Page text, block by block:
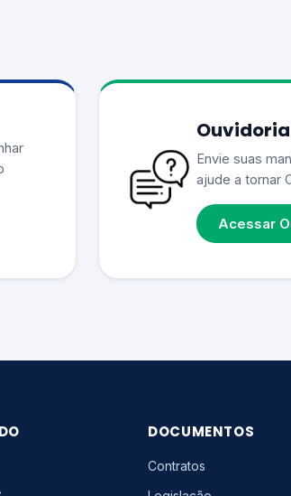
Envie suas
ajude a tornar
Acessar
DOCUMENTOS
Contratos